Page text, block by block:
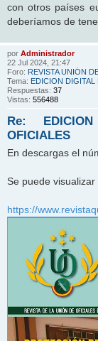
con otros países
deberíamos de
por Administrador
22 Jul 2024, 21:47
Foro: REVISTA UNIÓN
Tema: EDICION
Respuestas: 37
Vistas: 556488
Re:
OFICIALES
En descargas el
Se puede
https://